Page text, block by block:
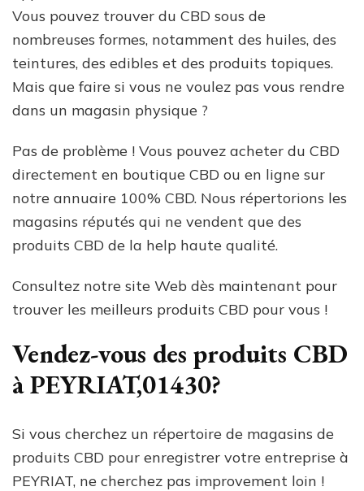
Vous pouvez trouver du CBD sous de
nombreuses formes, notamment des huiles, des
teintures, des edibles et des produits topiques.
Mais que faire si vous ne voulez pas vous rendre
dans un magasin physique ?
Pas de problème ! Vous pouvez acheter du CBD
directement en boutique CBD ou en ligne sur
notre annuaire 100% CBD. Nous répertorions les
magasins réputés qui ne vendent que des
produits CBD de la help haute qualité.
Consultez notre site Web dès maintenant pour
trouver les meilleurs produits CBD pour vous !
Vendez-vous des produits CBD
à PEYRIAT,01430?
Si vous cherchez un répertoire de magasins de
produits CBD pour enregistrer votre entreprise à
PEYRIAT, ne cherchez pas improvement loin !